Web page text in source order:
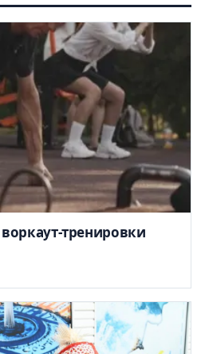
тренировки